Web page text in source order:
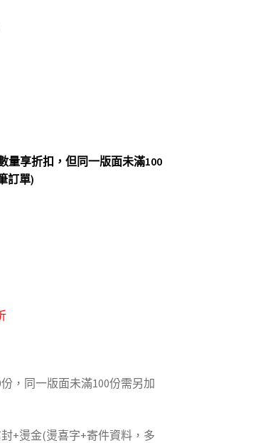
量享折扣，但同一版面未滿100
訂單)
，同一版面未滿100份需另加
+燙金(燙喜字+寄件資料，多